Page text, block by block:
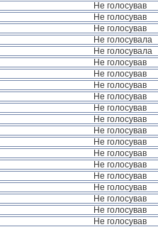
Не голосував
Не голосував
Не голосував
Не голосувала
Не голосувала
Не голосував
Не голосував
Не голосував
Не голосував
Не голосував
Не голосував
Не голосував
Не голосував
Не голосував
Не голосував
Не голосував
Не голосував
Не голосував
Не голосував
Не голосував